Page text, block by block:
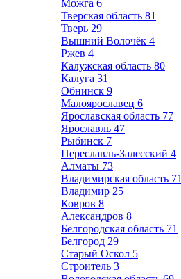
Можга 6
Тверская область 81
Тверь 29
Вышний Волочёк 4
Ржев 4
Калужская область 80
Калуга 31
Обнинск 9
Малоярославец 6
Ярославская область 77
Ярославль 47
Рыбинск 7
Переславль-Залесский 4
Алматы 73
Владимирская область 71
Владимир 25
Ковров 8
Александров 8
Белгородская область 71
Белгород 29
Старый Оскол 5
Строитель 3